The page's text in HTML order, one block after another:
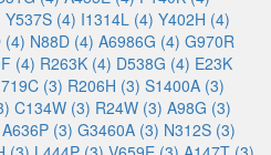
Y537S (4) I1314L (4) Y402H (4)
(4) N88D (4) A6986G (4) G970R
(4) R263K (4) D538G (4) E23K
(3) R206H (3) S1400A (3)
C134W (3) R24W (3) A98G (3)
A636P (3) G3460A (3) N312S (3)